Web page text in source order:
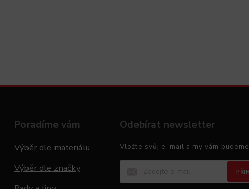
Poradíme vám
Výběr dle materiálu
Výběr dle značky
Odebírat newsletter
Vložte svůj e-mail a my vám